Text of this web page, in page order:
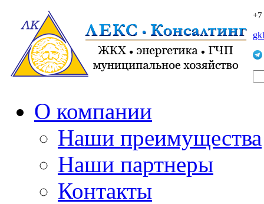
О компании
Наши преимущества
Наши партнеры
Контакты